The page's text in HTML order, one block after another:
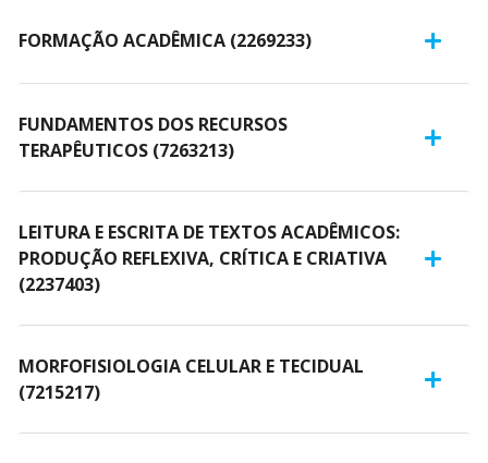
de Idiomas
Médicas
Conosco
& Você - Comunidade
Gustavo Adolfo
FORMAÇÃO ACADÊMICA (2269233)
FUNDAMENTOS DOS RECURSOS
TERAPÊUTICOS (7263213)
LEITURA E ESCRITA DE TEXTOS ACADÊMICOS:
PRODUÇÃO REFLEXIVA, CRÍTICA E CRIATIVA
(2237403)
MORFOFISIOLOGIA CELULAR E TECIDUAL
(7215217)